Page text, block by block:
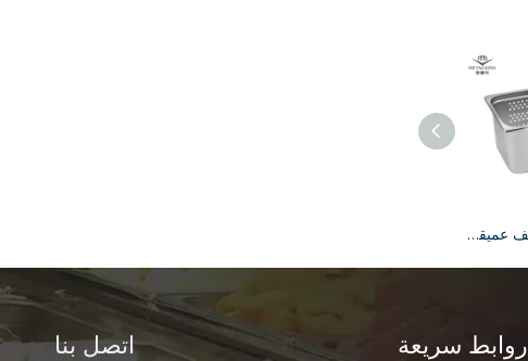
حاوية ميكروويف عميقة مثقوبة يابانية مقاس 1/2 200 مم لأدوات المطبخ الصغيرة
روابط سريعة اتصل بنا